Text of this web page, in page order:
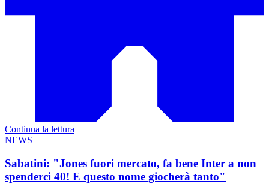
Continua la lettura
NEWS
Sabatini: "Jones fuori mercato, fa bene Inter a non
spenderci 40! E questo nome giocherà tanto"